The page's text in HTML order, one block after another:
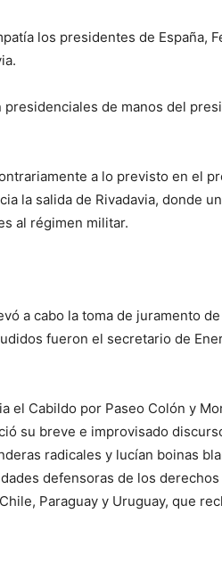
los presidentes de España,
de manos del
a lo previsto en el
la salida de Rivadavia, donde
al régimen militar.
a cabo la toma de juramento
fueron el secretario de
el Cabildo por Paseo Colón y
su breve e improvisado
radicales y lucían boinas
defensoras de los
Paraguay y Uruguay, que